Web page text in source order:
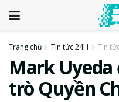
Trang chủ Tin tức 24H Tin
Mark
trò Quyền